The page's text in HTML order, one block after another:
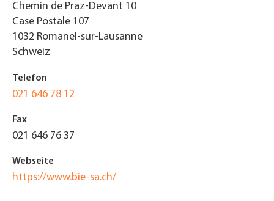
Chemin de Praz-Devant 10
Case Postale 107
1032 Romanel-sur-Lausanne
Schweiz
Telefon
021 646 78 12
Fax
021 646 76 37
Webseite
https://www.bie-sa.ch/